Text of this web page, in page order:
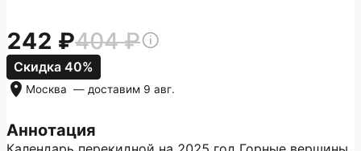
Аннотация
242 404
Скидка 40%
Москва — доставим 9 авг.